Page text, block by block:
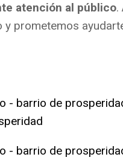
atención al público.
y prometemos